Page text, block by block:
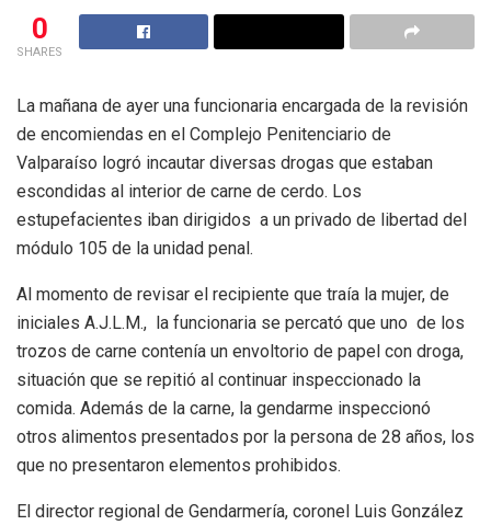
0
SHARES
La mañana de ayer una funcionaria encargada de la revisión
de encomiendas en el Complejo Penitenciario de
Valparaíso logró incautar diversas drogas que estaban
escondidas al interior de carne de cerdo. Los
estupefacientes iban dirigidos a un privado de libertad del
módulo 105 de la unidad penal.
Al momento de revisar el recipiente que traía la mujer, de
iniciales A.J.L.M., la funcionaria se percató que uno de los
trozos de carne contenía un envoltorio de papel con droga,
situación que se repitió al continuar inspeccionado la
comida. Además de la carne, la gendarme inspeccionó
otros alimentos presentados por la persona de 28 años, los
que no presentaron elementos prohibidos.
El director regional de Gendarmería, coronel Luis González